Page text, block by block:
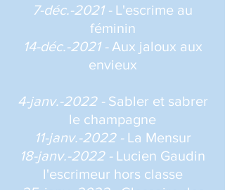
7-déc.-2021 - L'escrime au
féminin
14-déc.-2021 -Aux jaloux aux
envieux
4-janv.-2022 -Sabler et sabrer
le champagne
11-janv.-2022 -La Mensur
18-janv.-2022 - Lucien Gaudin
l'escrimeur hors classe